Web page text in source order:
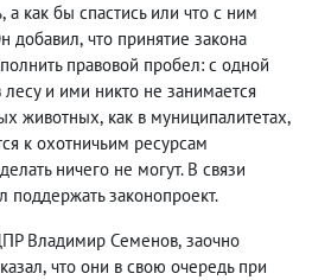
, а как бы спастись или что с ним
добавил, что принятие закона
правовой пробел: с одной
и ими никто не занимается
животных, как в муниципалитетах,
к охотничьим ресурсам
ничего не могут. В связи
законопроект.
Владимир Семенов, заочно
, что они в свою очередь при